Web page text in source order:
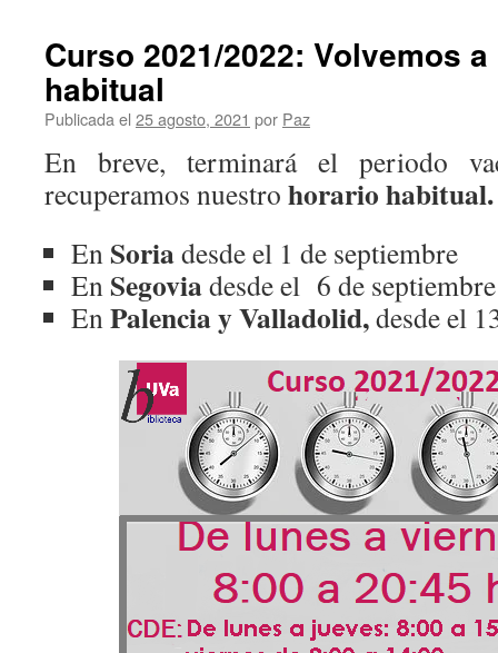
Curso 2021/2022: Volvemos
habitual
Publicada el 25 agosto, 2021 por Paz
En breve, terminará el periodo
recuperamos nuestro horario
En Soriadesde el 1 de septiembre
En Segoviadesde el 6 de septiembre
EnPalencia y Valladolid,desde el